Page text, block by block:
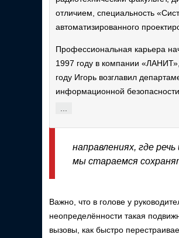
отличием, специальность
автоматизированного
Профессиональная карьера
1997 году в компании
году Игорь возглавил
информационной безопасности.
направлениях, где
мы стараемся
Важно, что в голове у
неопределённости такая
вызовы, как быстро